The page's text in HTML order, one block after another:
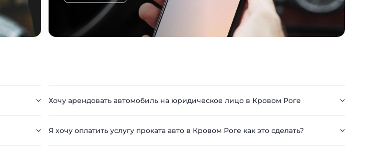
Хочу арендовать автомобиль на юридическое лицо в Кровом Роге
Я хочу оплатить услугу проката авто в Кровом Роге как это сделать?